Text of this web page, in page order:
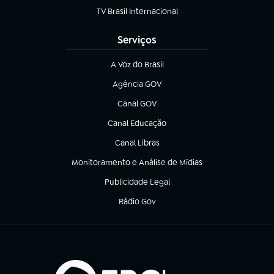
TV Brasil Internacional
(abre em nova aba)
Serviços
A Voz do Brasil
(abre em nova aba)
Agência GOV
(abre em nova aba)
Canal GOV
(abre em nova aba)
Canal Educação
(abre em nova aba)
Canal Libras
(abre em nova aba)
Monitoramento e Análise de Mídias
(abre em nova aba)
Publicidade Legal
(abre em nova aba)
Rádio Gov
(abre em nova aba)